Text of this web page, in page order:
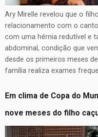
Ary Mirelle revelou que o
relacionamento com o
com uma hérnia redutível e
abdominal, condição que
desde os primeiros meses
família realiza exames
Em clima de Copa do
nove meses do filho